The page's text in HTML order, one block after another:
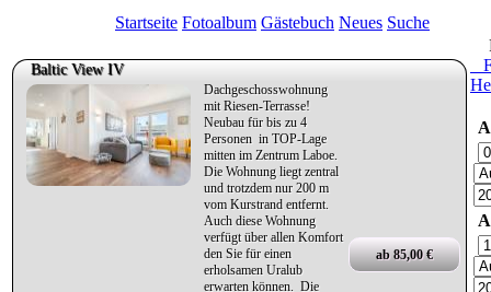
Startseite Fotoalbum Gästebuch Neues Suche
Baltic View IV
Dachgeschosswohnung
mit Riesen-Terrasse!
Neubau für bis zu 4
Personen in TOP-Lage
mitten im Zentrum Laboe.
Die Wohnung liegt zentral
und trotzdem nur 200 m
vom Kurstrand entfernt.
Auch diese Wohnung
verfügt über allen Komfort
den Sie für einen
erholsamen Uralub
erwarten können. Die
ab 85,00 €